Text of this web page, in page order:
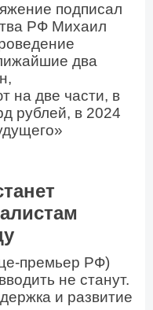
подписал
РФ Михаил
два
на две части, в
рублей, в 2024
премьер РФ)
не станут.
и развитие